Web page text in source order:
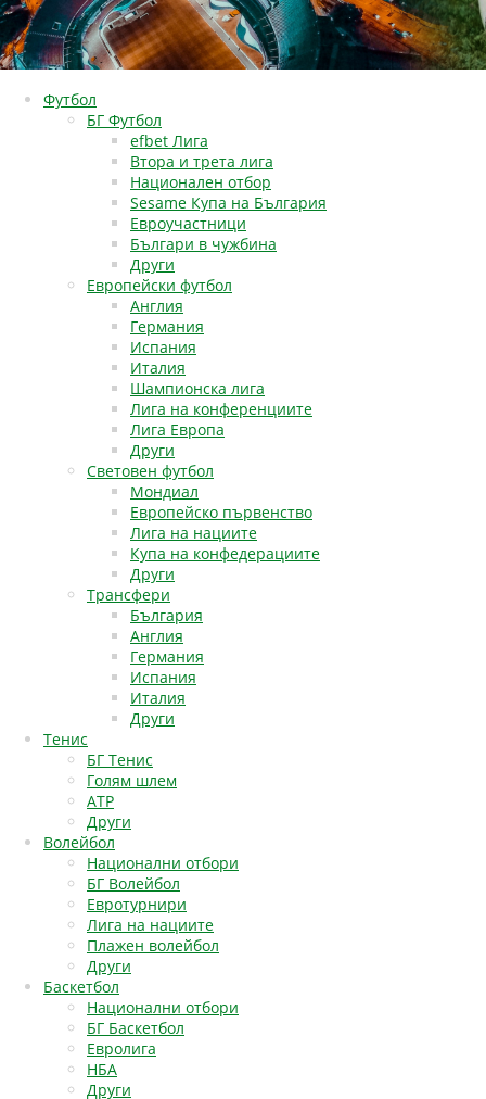
Футбол
БГ Футбол
efbet Лига
Втора и трета лига
Национален отбор
Sesame Купа на България
Евроучастници
Българи в чужбина
Други
Европейски футбол
Англия
Германия
Испания
Италия
Шампионска лига
Лига на конференциите
Лига Европа
Други
Световен футбол
Мондиал
Европейско първенство
Лига на нациите
Купа на конфедерациите
Други
Трансфери
България
Англия
Германия
Испания
Италия
Други
Тенис
БГ Тенис
Голям шлем
АТР
Други
Волейбол
Национални отбори
БГ Волейбол
Евротурнири
Лига на нациите
Плажен волейбол
Други
Баскетбол
Национални отбори
БГ Баскетбол
Евролига
НБА
Други